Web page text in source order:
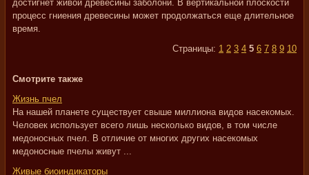
достигнет живой древесины заболони. В вертикальной плоскости
процесс гниения древесины может продолжаться еще длительное
время.
Страницы: 1 2 3 4 5 6 7 8 9 10
Смотрите также
Жизнь пчел
На нашей планете существует свыше миллиона видов насекомых.
Человек использует всего лишь несколько видов, в том числе
медоносных пчел. В отличие от многих других насекомых
медоносные пчелы живут ...
Живые биоиндикаторы